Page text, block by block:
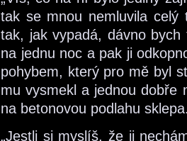
tak se mnou nemluvila celý
tak, jak vypadá, dávno
na jednu noc a pak ji
pohybem, který pro mě byl
mu vysmekl a jednou dobře
na betonovou podlahu
„Jestli si myslíš, že ji